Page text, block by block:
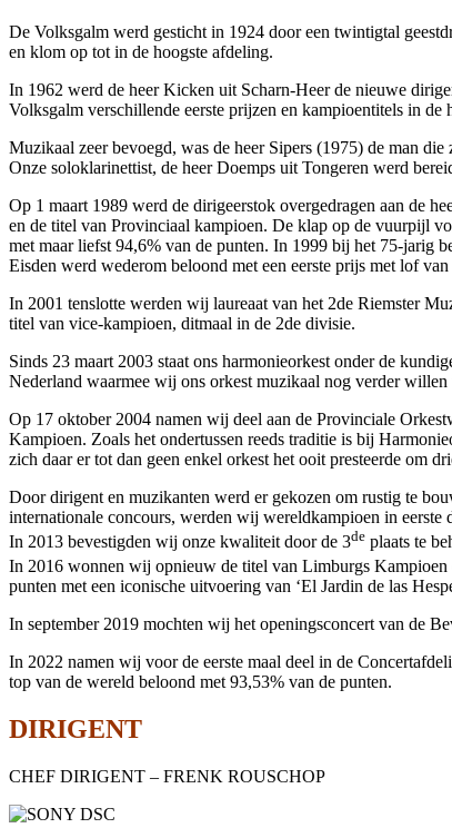
De Volksgalm werd gesticht in 1924 door een twintigtal
en klom op tot in de hoogste afdeling.
In 1962 werd de heer Kicken uit Scharn-Heer de nieuwe
Volksgalm verschillende eerste prijzen en kampioentitels in de
Muzikaal zeer bevoegd, was de heer Sipers (1975) de man
Onze soloklarinettist, de heer Doemps uit Tongeren werd
Op 1 maart 1989 werd de dirigeerstok overgedragen aan de
en de titel van Provinciaal kampioen. De klap op de vuurpijl
met maar liefst 94,6% van de punten. In 1999 bij het 75-jarig
Eisden werd wederom beloond met een eerste prijs met lof
In 2001 tenslotte werden wij laureaat van het 2de Riemster
titel van vice-kampioen, ditmaal in de 2de divisie.
Sinds 23 maart 2003 staat ons harmonieorkest onder de
Nederland waarmee wij ons orkest muzikaal nog verder
Op 17 oktober 2004 namen wij deel aan de Provinciale
Kampioen. Zoals het ondertussen reeds traditie is bij
zich daar er tot dan geen enkel orkest het ooit presteerde om
Door dirigent en muzikanten werd er gekozen om rustig te
internationale concours, werden wij wereldkampioen in eerste
In 2013 bevestigden wij onze kwaliteit door de 3de plaats te
In 2016 wonnen wij opnieuw de titel van Limburgs Kampioen
punten met een iconische uitvoering van ‘El Jardin de las
In september 2019 mochten wij het openingsconcert van de
In 2022 namen wij voor de eerste maal deel in de
top van de wereld beloond met 93,53% van de punten.
DIRIGENT
CHEF DIRIGENT – FRENK ROUSCHOP